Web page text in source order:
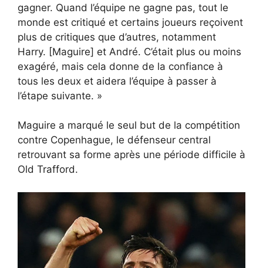
gagner. Quand l’équipe ne gagne pas, tout le
monde est critiqué et certains joueurs reçoivent
plus de critiques que d’autres, notamment
Harry. [Maguire] et André. C’était plus ou moins
exagéré, mais cela donne de la confiance à
tous les deux et aidera l’équipe à passer à
l’étape suivante. »
Maguire a marqué le seul but de la compétition
contre Copenhague, le défenseur central
retrouvant sa forme après une période difficile à
Old Trafford.